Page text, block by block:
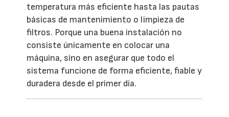
temperatura más eficiente hasta las pautas
básicas de mantenimiento o limpieza de
filtros. Porque una buena instalación no
consiste únicamente en colocar una
máquina, sino en asegurar que todo el
sistema funcione de forma eficiente, fiable y
duradera desde el primer día.